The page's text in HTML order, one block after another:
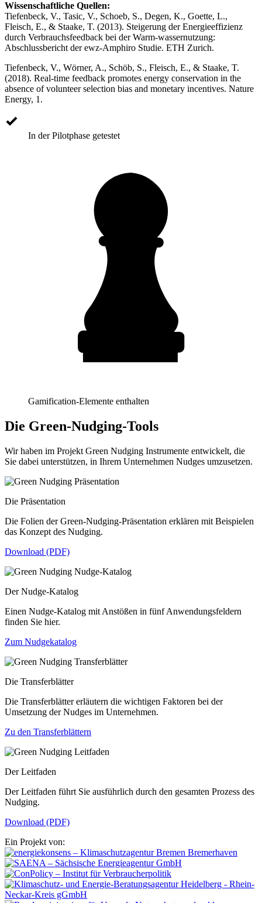
Wissenschaftliche Quellen:
Tiefenbeck, V., Tasic, V., Schoeb, S., Degen, K., Goette, L.,
Fleisch, E., & Staake, T. (2013). Steigerung der Energieeffizienz
durch Verbrauchsfeedback bei der Warm-wassernutzung:
Abschlussbericht der ewz-Amphiro Studie. ETH Zurich.
Tiefenbeck, V., Wörner, A., Schöb, S., Fleisch, E., & Staake, T.
(2018). Real-time feedback promotes energy conservation in the
absence of volunteer selection bias and monetary incentives. Nature
Energy, 1.
In der Pilotphase getestet
Gamification-Elemente enthalten
Die Green-Nudging-Tools
Wir haben im Projekt Green Nudging Instrumente entwickelt, die
Sie dabei unterstützen, in Ihrem Unternehmen Nudges umzusetzen.
Die Präsentation
Die Folien der Green-Nudging-Präsentation erklären mit Beispielen
das Konzept des Nudging.
Download (PDF)
Der Nudge-Katalog
Einen Nudge-Katalog mit Anstößen in fünf Anwendungsfeldern
finden Sie hier.
Zum Nudgekatalog
Die Transferblätter
Die Transferblätter erläutern die wichtigen Faktoren bei der
Umsetzung der Nudges im Unternehmen.
Zu den Transferblättern
Der Leitfaden
Der Leitfaden führt Sie ausführlich durch den gesamten Prozess des
Nudging.
Download (PDF)
Ein Projekt von: